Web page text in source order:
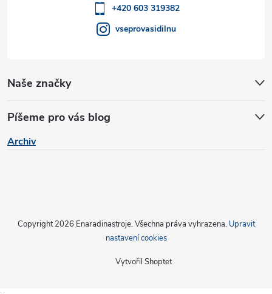
Naše značky
Píšeme pro vás blog
Archiv
+420 603 319382
vseprovasidilnu
Vytvořil Shoptet
Copyright 2026 Enaradinastroje. Všechna práva vyhrazena. Upravit
nastavení cookies